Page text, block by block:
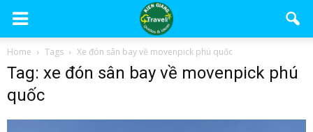
Home Tags Xe đón sân bay về movenpick phú quốc
Tag: xe đón sân bay về movenpick phú
quốc